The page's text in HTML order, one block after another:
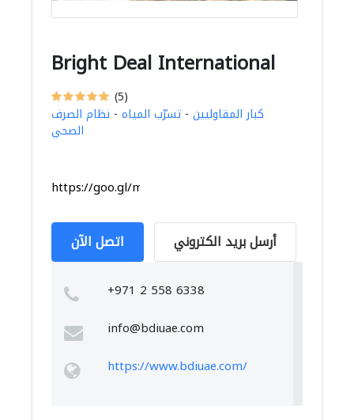
Bright Deal International
(5)
كبار المقاوليين - تسرّب المياه - نظام الصرف
الصحي
https://goo.gl/maps/2VbXsGS1aYA2pje2A
اتصل الآن أرسل بريد الكتروني
+971 2 558 6338
info@bdiuae.com
https://www.bdiuae.com/